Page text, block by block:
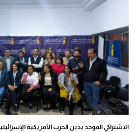
الاشتراكي الموحد يدين الحرب الأمريكية